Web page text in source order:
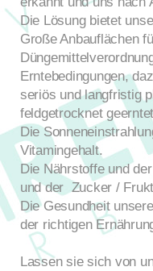
Die Lösung bietet
Große Anbauflächen
Erntebedingungen,
seriös und langfristig
feldgetrocknet
Die
Vitamingehalt.
Die Nährstoffe und
und der Zucker /
Die Gesundheit
der richtigen
Lassen sie sich von